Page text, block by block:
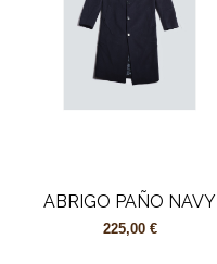
ABRIGO PAÑO NAVY
225,00 €